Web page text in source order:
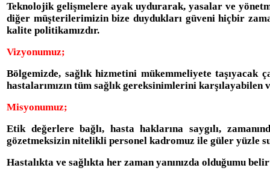
Teknolojik gelişmelere ayak uydurarak, yasalar ve
diğer müşterilerimizin bize duydukları güveni hiçbir
kalite politikamızdır.
Vizyonumuz;
Bölgemizde, sağlık hizmetini mükemmeliyete
hastalarımızın tüm sağlık gereksinimlerini
Misyonumuz;
Etik değerlere bağlı, hasta haklarına saygılı,
gözetmeksizin nitelikli personel kadromuz ile güler yüzle
Hastalıkta ve sağlıkta her zaman yanınızda olduğumu